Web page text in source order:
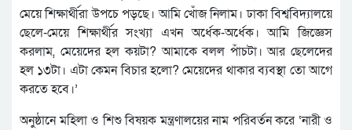
মেয়ে শিক্ষার্থীরা উপচে পড়ছে। আমি খোঁজ নিলাম। ঢাকা বিশ্ববিদ্যালয়ে
ছেলে-মেয়ে শিক্ষার্থীর সংখ্যা এখন অর্ধেক-অর্ধেক। আমি জিজ্ঞেস
করলাম, মেয়েদের হল কয়টা? আমাকে বলল পাঁচটা। আর ছেলেদের
হল ১৩টা। এটা কেমন বিচার হলো? মেয়েদের থাকার ব্যবস্থা তো আগে
করতে হবে।’
অনুষ্ঠানে মহিলা ও শিশু বিষয়ক মন্ত্রণালয়ের নাম পরিবর্তন করে ‘নারী ও